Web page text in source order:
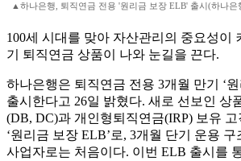
▲하나은행, 퇴직연금 전용 '원리금 보장 ELB' 출시(하나은
100세 시대를 맞아 자산관리의 중요성이
기 퇴직연금 상품이 나와 눈길을 끈다.
하나은행은 퇴직연금 전용 3개월 만기 ‘
출시한다고 26일 밝혔다. 새로 선보인 상
(DB, DC)과 개인형퇴직연금(IRP) 보유
‘원리금 보장 ELB’로, 3개월 단기 운용
사업자로는 처음이다. 이번 ELB 출시를